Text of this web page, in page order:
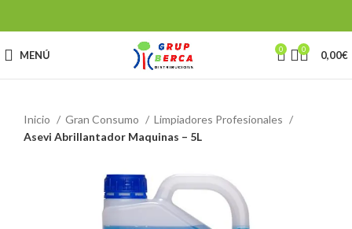
MENÚ 0 0 0,00€
Inicio Gran Consumo
Limpiadores Profesionales
Asevi Abrillantador Maquinas – 5L